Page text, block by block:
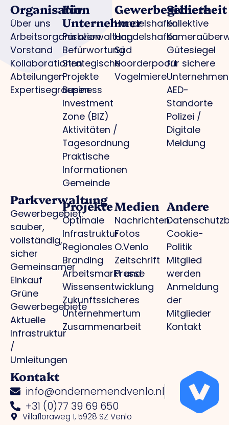
Organisation
Über uns
Arbeitsorganisation
Vorstand
Kollaborationen
Abteilungen
Expertisegroepen
Für
Unternehmer
Parkverwaltung
Befürwortung
Strategische
Projekte
Business
Investment
Zone (BIZ)
Aktivitäten /
Tagesordnung
Praktische
Informationen
Gemeinde
Gewerbegebiete
Handelshafen
Handelshafen
Süd
Noorderpoort
Vogelmiere
Sicherheit
Kollektive
Gütesiegel
für sichere
Unternehmen
AED-
Standorte
Polizei /
Digitale
Meldung
Parkverwaltung
Gewerbegebiet:
sauber,
vollständig,
sicher
Gemeinsamer
Einkauf
Grüne
Gewerbegebiete
Aktuelle
Infrastruktur
/
Umleitungen
Projekte
Optimale
Infrastruktur
Regionales
Branding
Arbeitsmarkt und
Wissensentwicklung
Zukunftssicheres
Unternehmertum
Zusammenarbeit
Medien
Nachrichten
Fotos
O.Venlo
Zeitschrift
Presse
Andere
Cookie-
Politik
Mitglied
werden
Anmeldung
der
Mitglieder
Kontakt
Kontakt
info@ondernemendvenlo.nl
+31 (0)77 39 69 650
Villafloraweg 1, 5928 SZ Venlo